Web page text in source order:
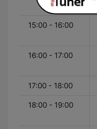
15:00 - 16:00
16:00 - 17:00
17:00 - 18:00
18:00 - 19:00